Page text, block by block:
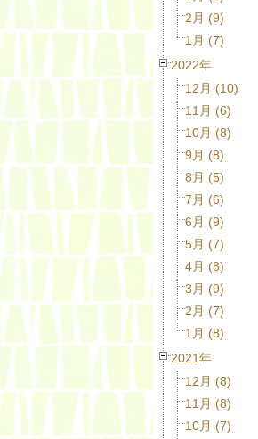
2月 (9)
1月 (7)
2022年
12月 (10)
11月 (6)
10月 (8)
9月 (8)
8月 (5)
7月 (6)
6月 (9)
5月 (7)
4月 (8)
3月 (9)
2月 (7)
1月 (8)
2021年
12月 (8)
11月 (8)
10月 (7)